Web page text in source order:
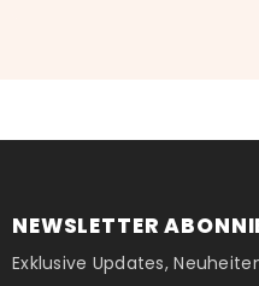
NEWSLETTER
Exklusive Updates,